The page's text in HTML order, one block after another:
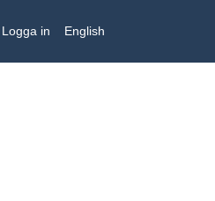
Logga in English